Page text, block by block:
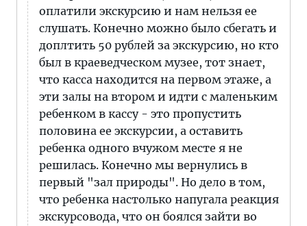
оплатили экскурсию и нам нельзя ее
слушать. Конечно можно было сбегать и
доплтить 50 рублей за экскурсию, но кто
был в краеведческом музее, тот знает,
что касса находится на первом этаже, а
эти залы на втором и идти с маленьким
ребенком в кассу - это пропустить
половина ее экскурсии, а оставить
ребенка одного вчужом месте я не
решилась. Конечно мы вернулись в
первый "зал природы". Но дело в том,
что ребенка настолько напугала реакция
экскурсовода, что он боялся зайти во